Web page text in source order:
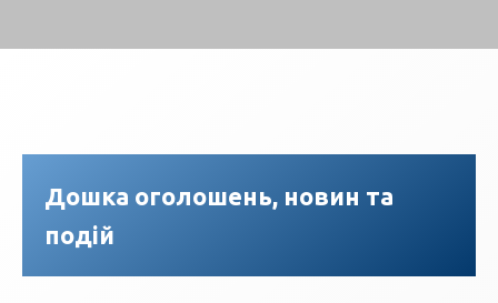
Дошка оголошень, новин та
подій